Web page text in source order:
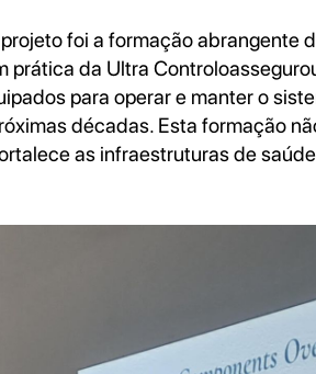
foi a formação abrangente
prática da Ultra
para operar e manter o
décadas. Esta formação
as infraestruturas de